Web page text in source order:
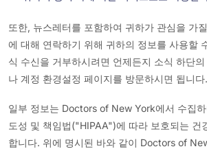
또한, 뉴스레터를 포함하여 귀하가 관심을 가
에 대해 연락하기 위해 귀하의 정보를 사용할
식 수신을 거부하시려면 언제든지 소식 하단
나 계정 환경설정 페이지를 방문하시면 됩니다.
일부 정보는 Doctors of New York에서 수집
도성 및 책임법("HIPAA")에 따라 보호되는 건
합니다. 위에 명시된 바와 같이 Doctors of